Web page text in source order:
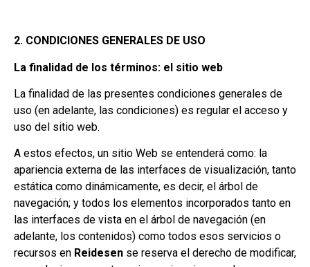
2. CONDICIONES GENERALES DE USO
La finalidad de los términos: el sitio web
La finalidad de las presentes condiciones generales de
uso (en adelante, las condiciones) es regular el acceso y
uso del sitio web.
A estos efectos, un sitio Web se entenderá como: la
apariencia externa de las interfaces de visualización, tanto
estática como dinámicamente, es decir, el árbol de
navegación; y todos los elementos incorporados tanto en
las interfaces de vista en el árbol de navegación (en
adelante, los contenidos) como todos esos servicios o
recursos en Reidesen se reserva el derecho de modificar,